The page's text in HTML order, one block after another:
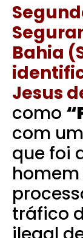
Bahia
Jesus
como
com
que foi
tráfico